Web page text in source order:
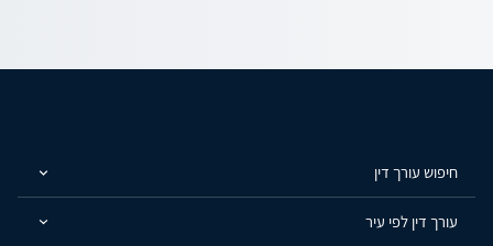
חיפוש עורך דין
עורך דין לפי עיר